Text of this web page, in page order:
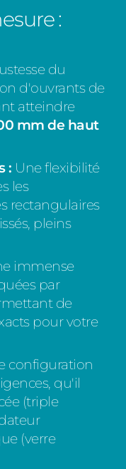
:
du
d'ouvrants de
atteindre
mm de haut
: Une flexibilité
les
rectangulaires
pleins
immense
par
de
pour votre
configuration
qu'il
(triple
(verre